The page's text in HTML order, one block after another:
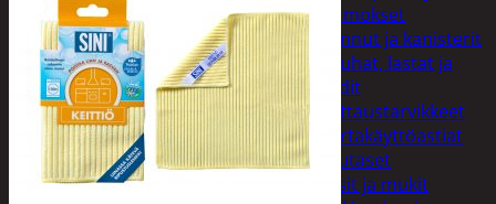
termokset
Kannut ja kanisterit
Kauhat, lastat ja
sudit
Kattaustarvikkeet
Kertakäyttöastiat
Lautaset
Lasit ja mukit